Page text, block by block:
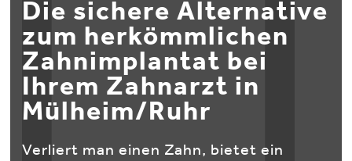
Die sichere Alternative
zum her­kömm­lichen
Zahnimplantat bei
Ihrem Zahnarzt in
Mülheim/Ruhr
Verliert man einen Zahn, bietet ein